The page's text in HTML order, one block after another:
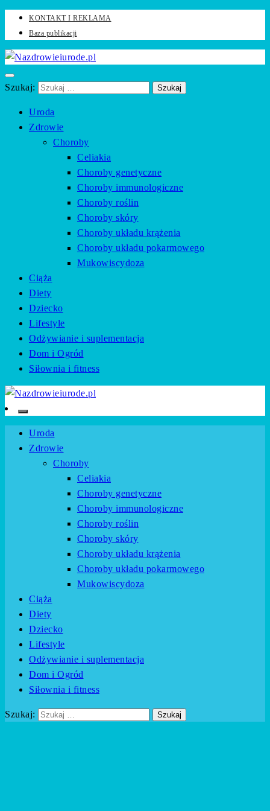
KONTAKT I REKLAMA
Baza publikacji
Nazdrowieiurode.pl
Zadbaj o swoje zdrowie i urodę z naszym portalem
Szukaj:
Uroda
Zdrowie
Choroby
Celiakia
Choroby genetyczne
Choroby immunologiczne
Choroby roślin
Choroby skóry
Choroby układu krążenia
Choroby układu pokarmowego
Mukowiscydoza
Ciąża
Diety
Dziecko
Lifestyle
Odżywianie i suplementacja
Dom i Ogród
Siłownia i fitness
Nazdrowieiurode.pl
Zadbaj o swoje zdrowie i urodę z naszym portalem
Uroda
Zdrowie
Choroby
Celiakia
Choroby genetyczne
Choroby immunologiczne
Choroby roślin
Choroby skóry
Choroby układu krążenia
Choroby układu pokarmowego
Mukowiscydoza
Ciąża
Diety
Dziecko
Lifestyle
Odżywianie i suplementacja
Dom i Ogród
Siłownia i fitness
Szukaj: